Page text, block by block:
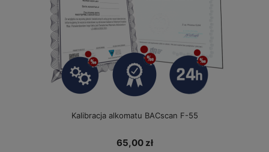
Kalibracja alkomatu BACscan F-55
65,00 zł